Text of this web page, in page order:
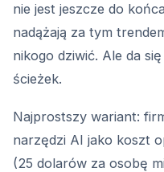
nie jest jeszcze do
nadążają za tym
nikogo dziwić. Ale da
ścieżek.
Najprostszy wariant:
narzędzi AI jako koszt
(25 dolarów za osobę